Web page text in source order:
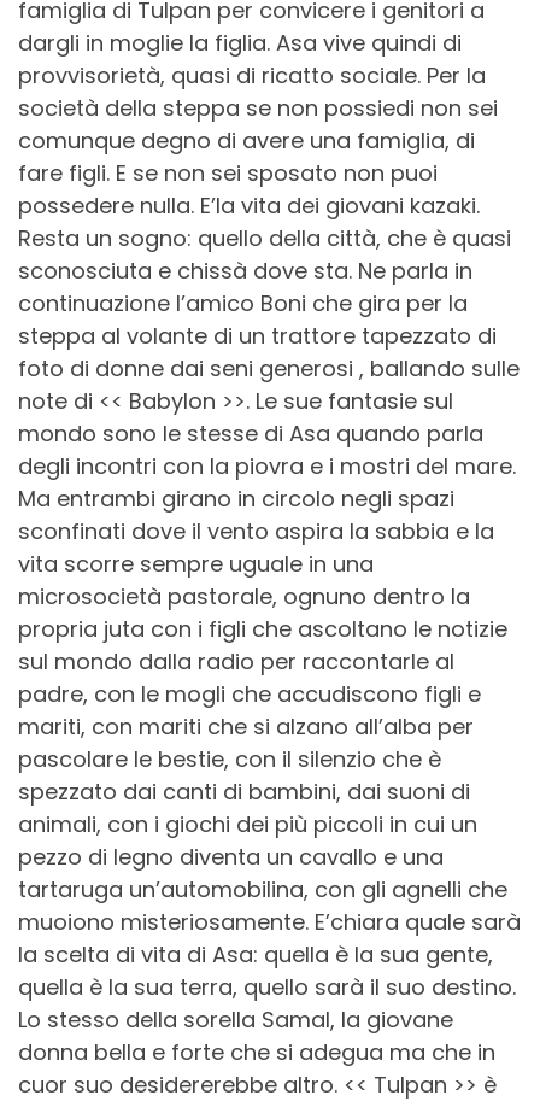
famiglia di Tulpan per convicere i genitori a
dargli in moglie la figlia. Asa vive quindi di
provvisorietà, quasi di ricatto sociale. Per la
società della steppa se non possiedi non sei
comunque degno di avere una famiglia, di
fare figli. E se non sei sposato non puoi
possedere nulla. E’la vita dei giovani kazaki.
Resta un sogno: quello della città, che è quasi
sconosciuta e chissà dove sta. Ne parla in
continuazione l’amico Boni che gira per la
steppa al volante di un trattore tapezzato di
foto di donne dai seni generosi , ballando sulle
note di << Babylon >>. Le sue fantasie sul
mondo sono le stesse di Asa quando parla
degli incontri con la piovra e i mostri del mare.
Ma entrambi girano in circolo negli spazi
sconfinati dove il vento aspira la sabbia e la
vita scorre sempre uguale in una
microsocietà pastorale, ognuno dentro la
propria juta con i figli che ascoltano le notizie
sul mondo dalla radio per raccontarle al
padre, con le mogli che accudiscono figli e
mariti, con mariti che si alzano all’alba per
pascolare le bestie, con il silenzio che è
spezzato dai canti di bambini, dai suoni di
animali, con i giochi dei più piccoli in cui un
pezzo di legno diventa un cavallo e una
tartaruga un’automobilina, con gli agnelli che
muoiono misteriosamente. E’chiara quale sarà
la scelta di vita di Asa: quella è la sua gente,
quella è la sua terra, quello sarà il suo destino.
Lo stesso della sorella Samal, la giovane
donna bella e forte che si adegua ma che in
cuor suo desidererebbe altro. << Tulpan >> è